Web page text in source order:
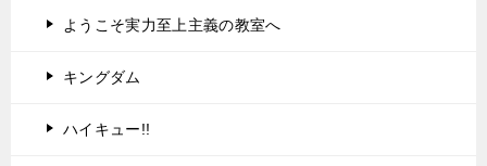
ようこそ実力至上主義の教室へ
キングダム
ハイキュー!!